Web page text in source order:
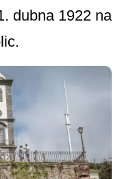
dubna 1922 na